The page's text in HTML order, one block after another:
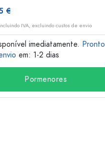
€
IVA, excluindo custos de envio
imediatamente. Pronto
em: 1-2 dias
Pormenores